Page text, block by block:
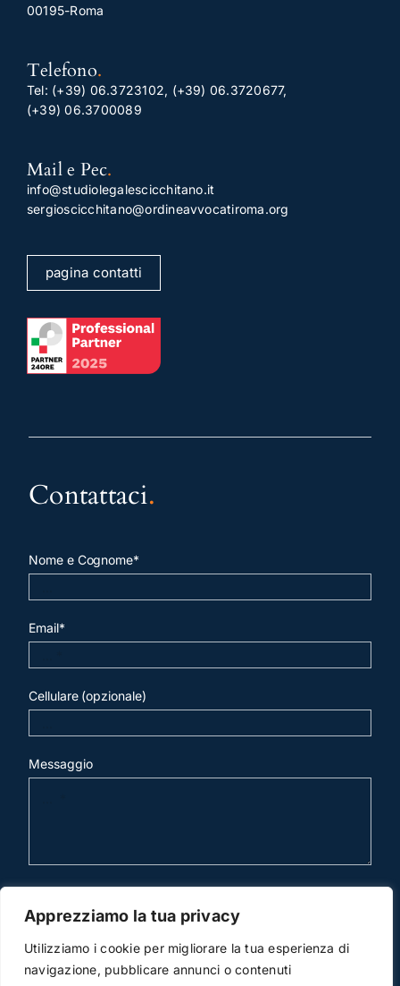
Apprezziamo la tua privacy
Utilizziamo i cookie per migliorare la tua esperienza di
navigazione, pubblicare annunci o contenuti
00195-Roma
Telefono.
Tel: (+39) 06.3723102, (+39) 06.3720677,
(+39) 06.3700089
Mail e Pec.
info@studiolegalescicchitano.it
sergioscicchitano@ordineavvocatiroma.org
pagina contatti
Contattaci.
Nome e Cognome*
Email*
Cellulare (opzionale)
Messaggio
invia mail